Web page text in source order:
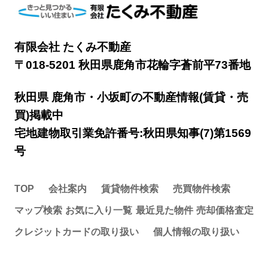
有限会社 たくみ不動産
〒018-5201 秋田県鹿角市花輪字蒼前平73番地
秋田県 鹿角市・小坂町の不動産情報(賃貸・売
買)掲載中
宅地建物取引業免許番号:秋田県知事(7)第1569
号
TOP 会社案内 賃貸物件検索 売買物件検索
マップ検索 お気に入り一覧 最近見た物件 売却価格査定
クレジットカードの取り扱い 個人情報の取り扱い